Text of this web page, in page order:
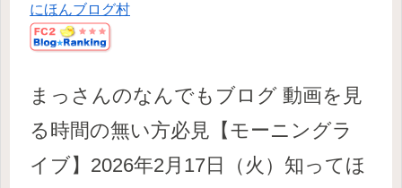
にほんブログ村
まっさんのなんでもブログ 動画を見
る時間の無い方必見【モーニングラ
イブ】2026年2月17日（火）知ってほ